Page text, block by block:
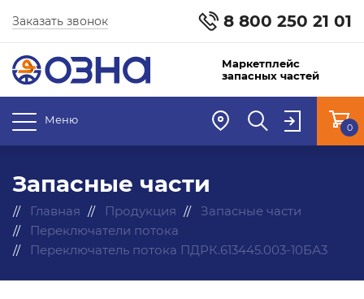
8 800 250 21 01
Заказать звонок
Маркетплейс
запасных частей
Меню
0
Запасные части
Главная Продукция
Запасные части
Переключатели потока
Переключатель потока ПДРК.613445.003-10БА3